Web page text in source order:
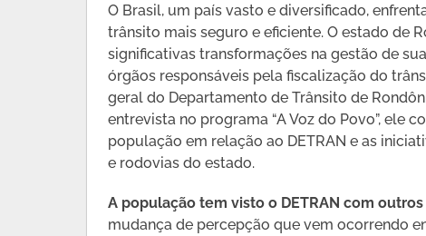
O Brasil, um país vasto e diversificado,
trânsito mais seguro e eficiente. O estado de
significativas transformações na gestão de
órgãos responsáveis pela fiscalização do
geral do Departamento de Trânsito de
entrevista no programa “A Voz do Povo”, ele
população em relação ao DETRAN e as
e rodovias do estado.
A população tem visto o DETRAN com
mudança de percepção que vem ocorrendo